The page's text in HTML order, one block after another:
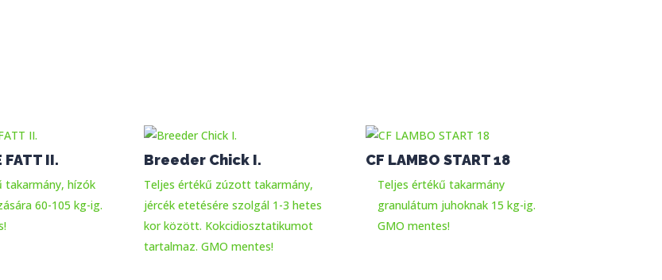
FATT II.
takarmány, hízók
60-105 kg-ig.
Breeder Chick I.
Teljes értékű zúzott takarmány,
jércék etetésére szolgál 1-3 hetes
kor között. Kokcidiosztatikumot
tartalmaz. GMO mentes!
CF LAMBO START 18
Teljes értékű takarmány
granulátum juhoknak 15 kg-ig.
GMO mentes!